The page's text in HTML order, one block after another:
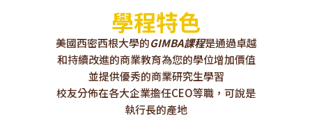
學程特色
美國西密西根大學的GIMBA課程是通過卓越
和持續改進的商業教育為您的學位增加價值
並提供優秀的商業研究生學習
校友分佈在各大企業擔任CEO等職，可說是
執行長的產地